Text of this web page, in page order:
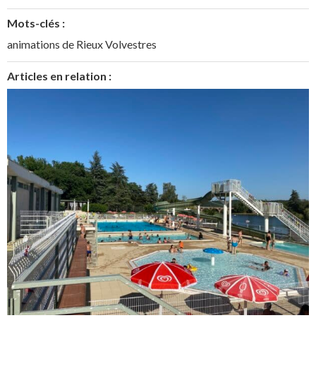
Mots-clés :
animations de Rieux Volvestres
Articles en relation :